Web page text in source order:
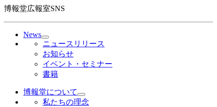
博報堂広報室SNS
News
ニュースリリース
お知らせ
イベント・セミナー
書籍
博報堂について
私たちの理念